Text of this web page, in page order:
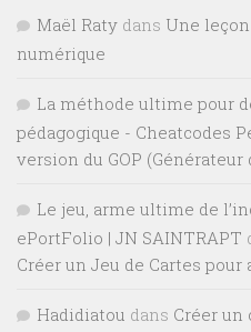
Maël Raty dans Une
numérique
La méthode ultime pour
pédagogique - Cheatcodes
version du GOP (Générateur
Le jeu, arme ultime de
ePortFolio | JN SAINTRAPT
Créer un Jeu de Cartes
Hadidiatou dans Créer un